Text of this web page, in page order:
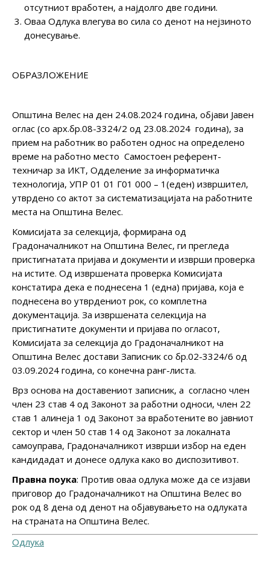
отсутниот вработен, а најдолго две години.
Оваа Одлука влегува во сила со денот на нејзиното
донесување.
ОБРАЗЛОЖЕНИЕ
Општина Велес на ден 24.08.2024 година, објави Јавен
оглас (со арх.бр.08-3324/2 од 23.08.2024 година), за
прием на работник во работен однос на определено
време на работно место Самостоен референт-
техничар за ИКТ, Одделение за информатичка
технологија, УПР 01 01 Г01 000 – 1(еден) извршител,
утврдено со актот за систематизацијата на работните
места на Општина Велес.
Комисијата за селекција, формирана од
Градоначалникот на Општина Велес, ги прегледа
пристигнатата пријава и документи и изврши проверка
на истите. Од извршената проверка Комисијата
констатира дека е поднесена 1 (една) пријава, која е
поднесена во утврдениот рок, со комплетна
документација. За извршената селекција на
пристигнатите докумeнти и пријава по огласот,
Комисијата за селекција до Градоначалникот на
Општина Велес достави Записник со бр.02-3324/6 од
03.09.2024 година, со конечна ранг-листа.
Врз основа на доставениот записник, а согласно член
член 23 став 4 од Законот за работни односи, член 22
став 1 алинеја 1 од Законот за вработените во јавниот
сектор и член 50 став 14 од Законот за локалната
самоуправа, Градоначалникот изврши избор на еден
кандидадат и донесе одлука како во диспозитивот.
Правна поука: Против оваа одлука може да се изјави
приговор до Градоначалникот на Општина Велес во
рок од 8 дена од денот на објавувањето на одлуката
на страната на Општина Велес.
Одлука